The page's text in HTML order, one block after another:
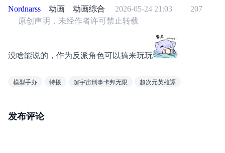
Nordnarss 动画 动画综合 2026-05-24 21:03
207
原创声明，未经作者许可禁止转载
没啥能说的，作为反派角色可以搞来玩玩
模型手办 特摄 超宇宙刑事卡邦无限 超次元英雄譚
发布评论